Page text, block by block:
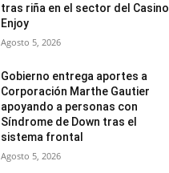
tras riña en el sector del Casino
Enjoy
Agosto 5, 2026
Gobierno entrega aportes a
Corporación Marthe Gautier
apoyando a personas con
Síndrome de Down tras el
sistema frontal
Agosto 5, 2026